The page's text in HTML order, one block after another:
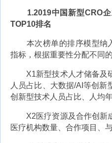
1.2019中国新型CRO
TOP10排名
本次榜单的排序模型纳
指标，根据重要性分配不同
X1新型技术人才储备及
人员占比、大数据/AI等创新
创新型技术人员占比、人均
X2医疗资源及合作创新
医疗机构数量、合作项目、